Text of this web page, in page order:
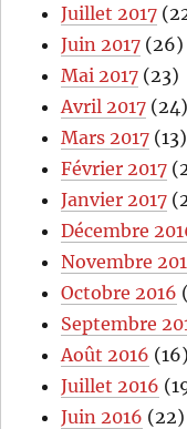
Juillet 2017
Juin 2017 (26)
Mai 2017 (23)
Avril 2017 (24)
Mars 2017 (13)
Février 2017
Janvier 2017
Décembre
Novembre
Octobre 2016
Septembre
Août 2016 (16)
Juillet 2016
Juin 2016 (22)